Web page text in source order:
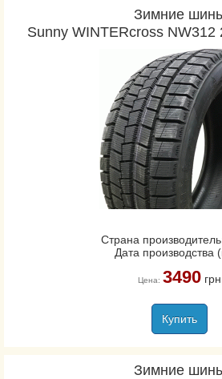
Зимние
Sunny WINTERcross NW312
Страна
Дата производства
Цена: 3490грн
Купить
Зимние